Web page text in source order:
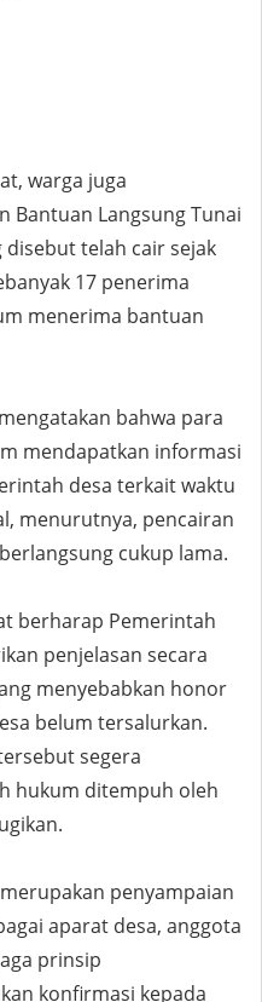
warga juga
Bantuan Langsung Tunai
disebut telah cair sejak
17 penerima
menerima bantuan
bahwa para
mendapatkan informasi
desa terkait waktu
menurutnya, pencairan
cukup lama.
berharap Pemerintah
penjelasan secara
menyebabkan honor
belum tersalurkan.
segera
hukum ditempuh oleh
penyampaian
aparat desa, anggota
prinsip
konfirmasi kepada